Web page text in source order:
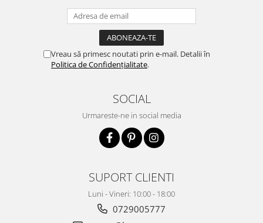
Vreau să primesc noutati prin e-mail. Detalii în
Politica de Confidențialitate.
SOCIAL
Urmareste-ne in social media
SUPORT CLIENTI
Luni - Vineri: 10:00 - 18:00
0729005777